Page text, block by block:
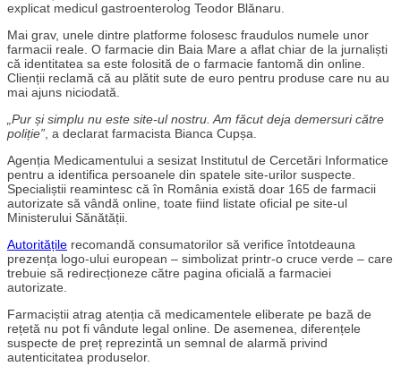
explicat medicul gastroenterolog Teodor Blănaru.
Mai grav, unele dintre platforme folosesc fraudulos numele unor
farmacii reale. O farmacie din Baia Mare a aflat chiar de la jurnaliști
că identitatea sa este folosită de o farmacie fantomă din online.
Clienții reclamă că au plătit sute de euro pentru produse care nu au
mai ajuns niciodată.
„Pur și simplu nu este site-ul nostru. Am făcut deja demersuri către
poliție” , a declarat farmacista Bianca Cupșa.
Agenția Medicamentului a sesizat Institutul de Cercetări Informatice
pentru a identifica persoanele din spatele site-urilor suspecte.
Specialiștii reamintesc că în România există doar 165 de farmacii
autorizate să vândă online, toate fiind listate oficial pe site-ul
Ministerului Sănătății.
Autoritățile recomandă consumatorilor să verifice întotdeauna
prezența logo-ului european – simbolizat printr-o cruce verde – care
trebuie să redirecționeze către pagina oficială a farmaciei
autorizate.
Farmaciștii atrag atenția că medicamentele eliberate pe bază de
rețetă nu pot fi vândute legal online. De asemenea, diferențele
suspecte de preț reprezintă un semnal de alarmă privind
autenticitatea produselor.